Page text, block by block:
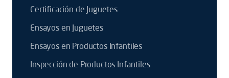
Certificación de Juguetes
Ensayos en Juguetes
Ensayos en Productos Infantiles
Inspección de Productos Infantiles